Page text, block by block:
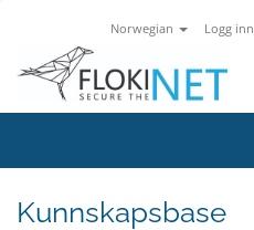
Norwegian Logg inn
Kunnskapsbase